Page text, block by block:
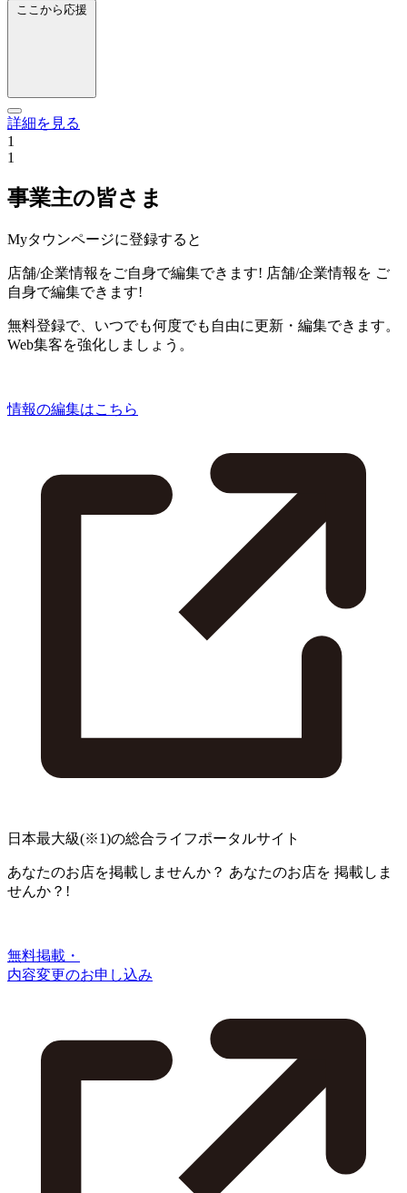
ここから応援
詳細を見る
1
1
事業主の皆さま
Myタウンページに登録すると
店舗/企業情報をご自身で編集できます! 店舗/企業情報を ご
自身で編集できます!
無料登録で、いつでも何度でも自由に更新・編集できます。
Web集客を強化しましょう。
情報の編集はこちら
日本最大級(※1)の総合ライフポータルサイト
あなたのお店を掲載しませんか？ あなたのお店を 掲載しま
せんか？!
無料掲載・
内容変更のお申し込み